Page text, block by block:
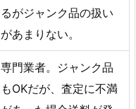
るがジャンク品の扱い
があまりない。
専門業者。ジャンク品
もOKだが、査定に不満